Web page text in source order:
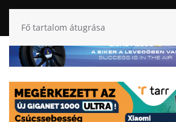
Fő tartalom átugrása